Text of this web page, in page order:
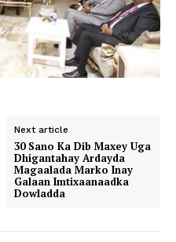
Next article
30 Sano Ka Dib Maxey Uga
Dhigantahay Ardayda
Magaalada Marko Inay
Galaan Imtixaanaadka
Dowladda